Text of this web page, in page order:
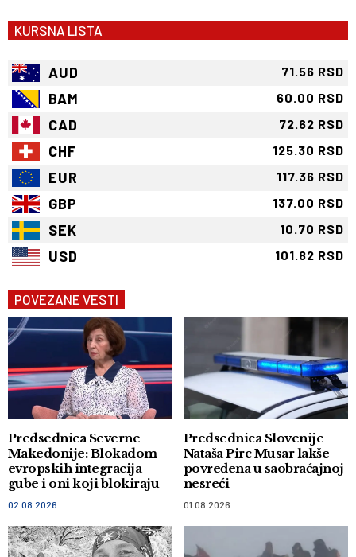
KURSNA LISTA
AUD 71.56 RSD
BAM 60.00 RSD
CAD 72.62 RSD
CHF 125.30 RSD
EUR 117.36 RSD
GBP 137.00 RSD
SEK 10.70 RSD
USD 101.82 RSD
POVEZANE VESTI
Predsednica Severne
Makedonije: Blokadom
evropskih integracija
gube i oni koji blokiraju
02.08.2026
Predsednica Slovenije
Nataša Pirc Musar lakše
povređena u saobraćajnoj
nesreći
01.08.2026